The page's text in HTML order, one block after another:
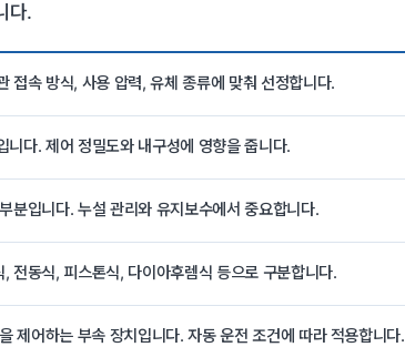
다.
접속 방식, 사용 압력, 유체 종류에 맞춰 선정합니다.
니다. 제어 정밀도와 내구성에 영향을 줍니다.
분입니다. 누설 관리와 유지보수에서 중요합니다.
전동식, 피스톤식, 다이아후렘식 등으로 구분합니다.
제어하는 부속 장치입니다. 자동 운전 조건에 따라 적용합니다.